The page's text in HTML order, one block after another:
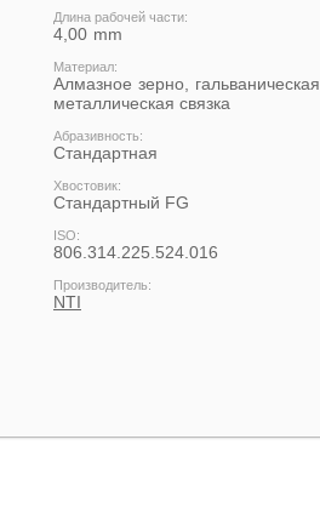
Длина рабочей части:
4,00
Материал:
Алмазное зерно, гальваническая
металлическая связка
Абразивность:
Стандартная
Хвостовик:
Cтандартный FG
ISO:
806.314.225.524.016
Производитель:
NTI